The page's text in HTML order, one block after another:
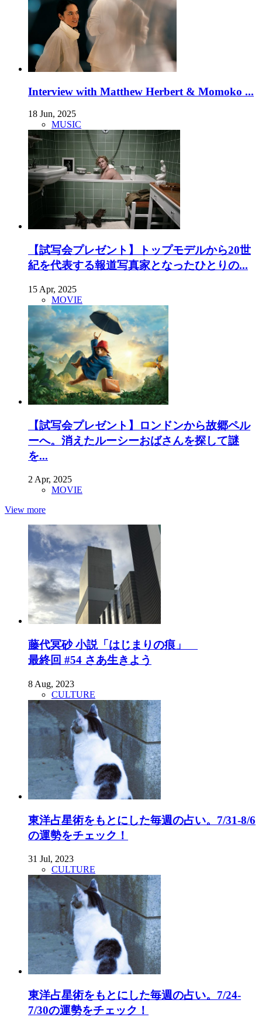
Interview with Matthew Herbert & Momoko ...
18 Jun, 2025
MUSIC
【試写会プレゼント】トップモデルから20世
紀を代表する報道写真家となったひとりの...
15 Apr, 2025
MOVIE
【試写会プレゼント】ロンドンから故郷ペル
ーへ。消えたルーシーおばさんを探して謎
を...
2 Apr, 2025
MOVIE
View more
藤代冥砂 小説「はじまりの痕」
最終回 #54 さあ生きよう
8 Aug, 2023
CULTURE
東洋占星術をもとにした毎週の占い。7/31-8/6
の運勢をチェック！
31 Jul, 2023
CULTURE
東洋占星術をもとにした毎週の占い。7/24-
7/30の運勢をチェック！